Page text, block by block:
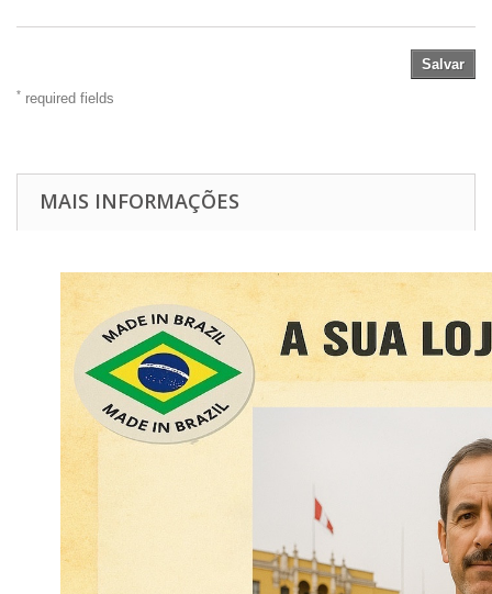
Salvar
* required fields
MAIS INFORMAÇÕES